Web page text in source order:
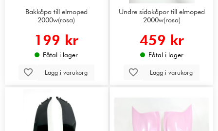
Bakkåpa till elmoped
2000w(rosa)
199 kr
Fåtal i lager
Lägg i varukorg
Undre sidokåpor till elmoped
2000w(rosa)
459 kr
Fåtal i lager
Lägg i varukorg